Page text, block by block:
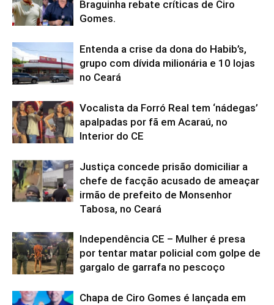
Braguinha rebate críticas de Ciro
Gomes.
Entenda a crise da dona do Habib’s,
grupo com dívida milionária e 10 lojas
no Ceará
Vocalista da Forró Real tem ‘nádegas’
apalpadas por fã em Acaraú, no
Interior do CE
Justiça concede prisão domiciliar a
chefe de facção acusado de ameaçar
irmão de prefeito de Monsenhor
Tabosa, no Ceará
Independência CE – Mulher é presa
por tentar matar policial com golpe de
gargalo de garrafa no pescoço
Chapa de Ciro Gomes é lançada em